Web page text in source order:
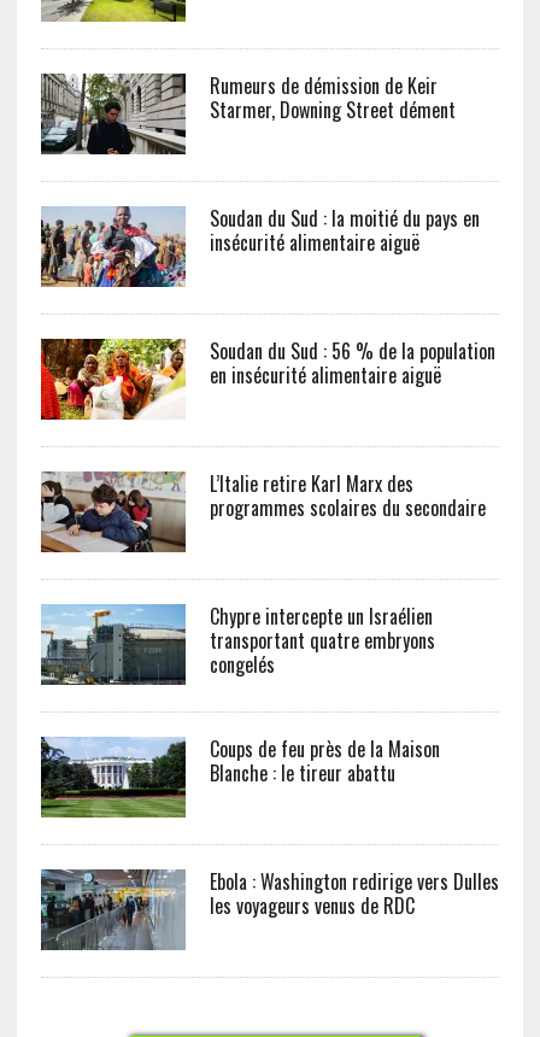
Rumeurs de démission de Keir
Starmer, Downing Street dément
Soudan du Sud : la moitié du pays en
insécurité alimentaire aiguë
Soudan du Sud : 56 % de la population
en insécurité alimentaire aiguë
L’Italie retire Karl Marx des
programmes scolaires du secondaire
Chypre intercepte un Israélien
transportant quatre embryons
congelés
Coups de feu près de la Maison
Blanche : le tireur abattu
Ebola : Washington redirige vers Dulles
les voyageurs venus de RDC